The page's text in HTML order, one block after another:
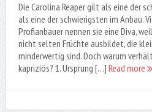
Die Carolina Reaper gilt als eine der
als eine der schwierigsten im Anbau.
Profianbauer nennen sie eine Diva,
nicht selten Früchte ausbildet, die
minderwertig sind. Doch warum
kapriziös? 1. Ursprung […] Read more